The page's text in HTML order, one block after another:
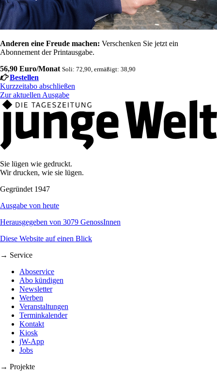
Anderen eine Freude machen: Verschenken Sie jetzt ein
Abonnement der Printausgabe.
56,90 Euro/Monat Soli: 72,90, ermäßigt: 38,90
Bestellen
Kurzzeitabo abschließen
Zur aktuellen Ausgabe
Sie lügen wie gedruckt.
Wir drucken, wie sie lügen.
Gegründet 1947
Ausgabe von heute
Herausgegeben von 3079 GenossInnen
Diese Website auf einen Blick
→ Service
Aboservice
Abo kündigen
Newsletter
Werben
Veranstaltungen
Terminkalender
Kontakt
Kiosk
jW-App
Jobs
→ Projekte